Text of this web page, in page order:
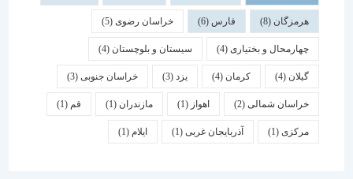
هرمزگان(8) فارس خراسان رضوی(5)
چهارمحال و بختیاری (4) سیستان و بلوچستان(4)
کرمان یزد خراسان جنوبی(3)
خراسان شمالی(2) اهواز مازندران(1) قم
(1) آذربایجان غربی(1) ایلام